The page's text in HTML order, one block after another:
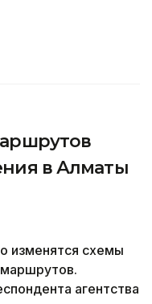
в Алматы
изменятся схемы
агентства